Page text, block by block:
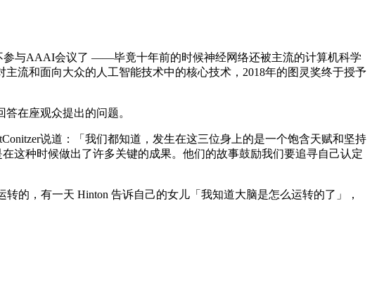
与AAAI会议了 ——毕竟十年前的时候神经网络还被主流的计算机科学
流和面向大众的人工智能技术中的核心技术，2018年的图灵奖终于授予
在座观众提出的问题。
说道：「我们都知道，发生在这三位身上的是一个饱含天赋和坚持
这种时候做出了许多关键的成果。他们的故事鼓励我们要追寻自己认定
的，有一天 Hinton 告诉自己的女儿「我知道大脑是怎么运转的了」，